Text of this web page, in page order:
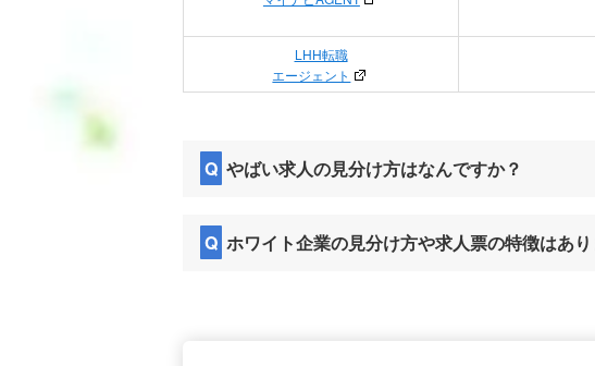
LHH転職
エージェント
Q やばい求人の見分け方はなんですか？
Q ホワイト企業の見分け方や求人票の特徴はあり